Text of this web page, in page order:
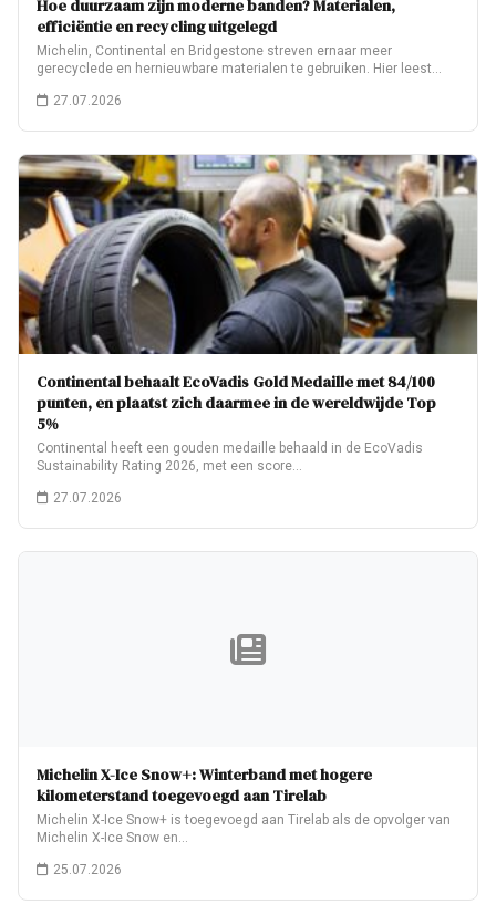
Hoe duurzaam zijn moderne banden? Materialen,
efficiëntie en recycling uitgelegd
Michelin, Continental en Bridgestone streven ernaar meer
gerecyclede en hernieuwbare materialen te gebruiken. Hier leest…
27.07.2026
Continental behaalt EcoVadis Gold Medaille met 84/100
punten, en plaatst zich daarmee in de wereldwijde Top
5%
Continental heeft een gouden medaille behaald in de EcoVadis
Sustainability Rating 2026, met een score…
27.07.2026
Michelin X-Ice Snow+: Winterband met hogere
kilometerstand toegevoegd aan Tirelab
Michelin X-Ice Snow+ is toegevoegd aan Tirelab als de opvolger van
Michelin X-Ice Snow en…
25.07.2026